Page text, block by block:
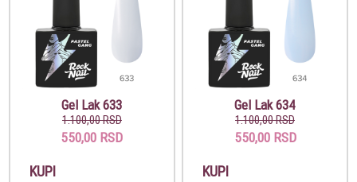
Gel Lak 633
1.100,00 RSD
550,00 RSD
KUPI
Gel Lak 634
1.100,00 RSD
550,00 RSD
KUPI